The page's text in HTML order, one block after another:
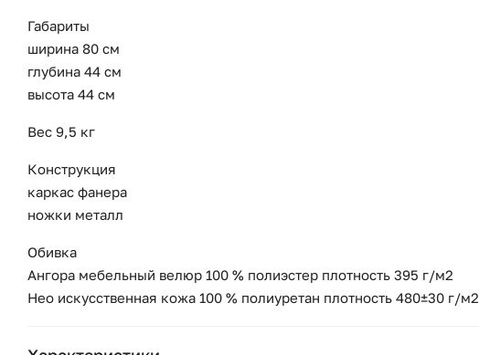
Габариты
ширина 80 см
глубина 44 см
высота 44 см
Вес 9,5 кг
Конструкция
каркас фанера
ножки металл
Обивка
Ангора мебельный велюр 100 % полиэстер плотность 395 г/м2
Нео искусственная кожа 100 % полиуретан плотность 480±30 г/м2